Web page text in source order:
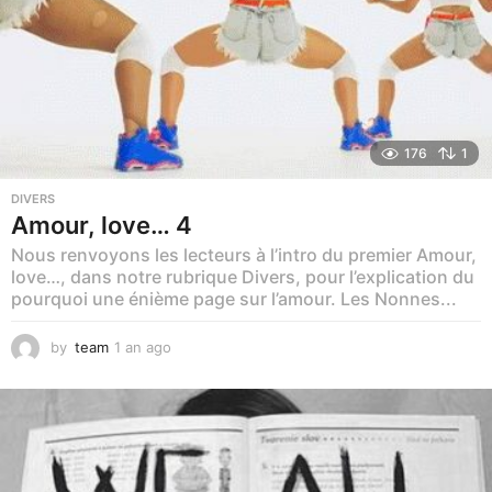
176 1
DIVERS
Amour, love… 4
Nous renvoyons les lecteurs à l’intro du premier Amour,
love…, dans notre rubrique Divers, pour l’explication du
pourquoi une énième page sur l’amour. Les Nonnes...
by team 1 an ago
o
s
a
g